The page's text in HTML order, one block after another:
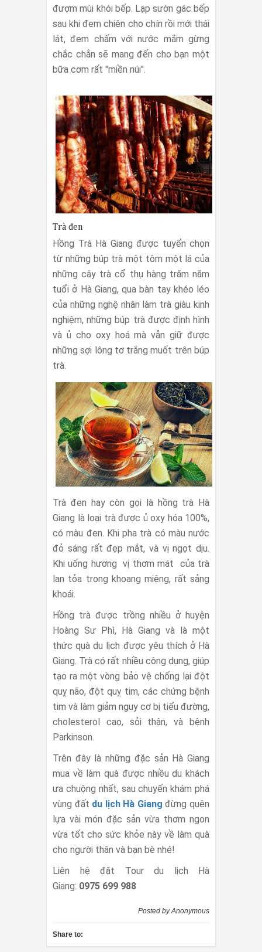
đượm mùi khói bếp. Lạp sườn gác bếp
sau khi đem chiên cho chín rồi mới thái
lát, đem chấm với nước mắm gừng
chắc chắn sẽ mang đến cho bạn một
bữa cơm rất "miền núi".
Trà đen
Hồng Trà Hà Giang được tuyển chọn
từ những búp trà một tôm một lá của
những cây trà cổ thụ hàng trăm năm
tuổi ở Hà Giang, qua bàn tay khéo léo
của những nghệ nhân làm trà giàu kinh
nghiệm, những búp trà được định hình
và ủ cho oxy hoá mà vẫn giữ được
những sợi lông tơ trắng muốt trên búp
trà.
Trà đen hay còn gọi là hồng trà Hà
Giang là loại trà được ủ oxy hóa 100%,
có màu đen. Khi pha trà có màu nước
đỏ sáng rất đẹp mắt, và vị ngọt dịu.
Khi uống hương vị thơm mát của trà
lan tỏa trong khoang miệng, rất sảng
khoái.
Hồng trà được trồng nhiều ở huyện
Hoàng Sư Phì, Hà Giang và là một
thức quà du lịch được yêu thích ở Hà
Giang. Trà có rất nhiều công dụng, giúp
tạo ra một vòng bảo vệ chống lại đột
quỵ não, đột quỵ tim, các chứng bệnh
tim và làm giảm nguy cơ bị tiểu đường,
cholesterol cao, sỏi thận, và bệnh
Parkinson.
Trên đây là những đặc sản Hà Giang
mua về làm quà được nhiều du khách
ưa chuộng nhất, sau chuyến khám phá
vùng đất du lịch Hà Giang đừng quên
lựa vài món đặc sản vừa thơm ngon
vừa tốt cho sức khỏe này về làm quà
cho người thân và bạn bè nhé!
Liên hệ đặt Tour du lịch Hà
Giang: 0975 699 988
Posted byAnonymous
Share to: